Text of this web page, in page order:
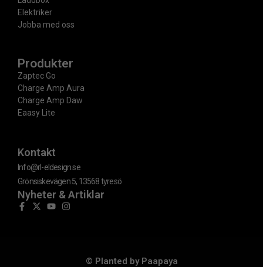
Elektriker
Jobba med oss
Produkter​
Zaptec Go
Charge Amp Aura
Charge Amp Daw
Eaasy Lite
Kontakt
Info@rl-eldesign.se
Grönsiskevägen 5, 13568 tyresö
Nyheter & Artiklar​
© Planted by Paapaya